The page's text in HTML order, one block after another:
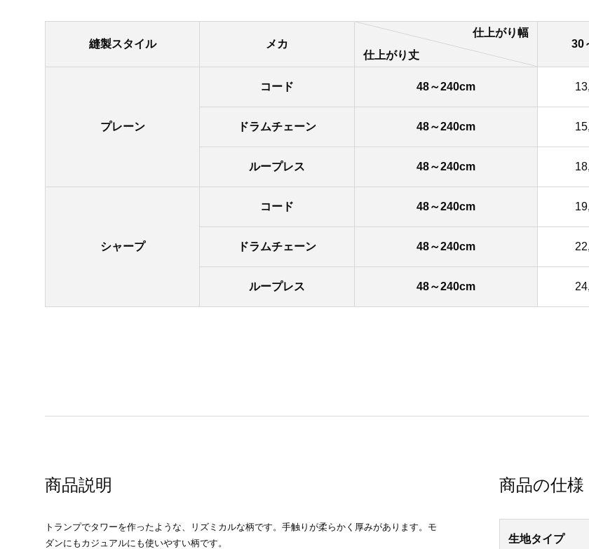
縫製スタイル メカ
仕上がり幅
仕上がり丈
30
プレーン
コード 48～240cm
ドラムチェーン 48～240cm
ループレス 48～240cm
シャープ
コード 48～240cm
ドラムチェーン 48～240cm
ループレス 48～240cm
商品説明
トランプでタワーを作ったような、リズミカルな柄です。手触りが柔らかく厚みがあります。モ
ダンにもカジュアルにも使いやすい柄です。
商品の仕様
生地タイプ